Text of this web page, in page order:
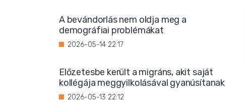
A bevándorlás nem oldja meg a
demográfiai problémákat
2026-05-14 22:17
Előzetesbe került a migráns, akit saját
kollégája meggyilkolásával gyanúsítanak
2026-05-13 22:12